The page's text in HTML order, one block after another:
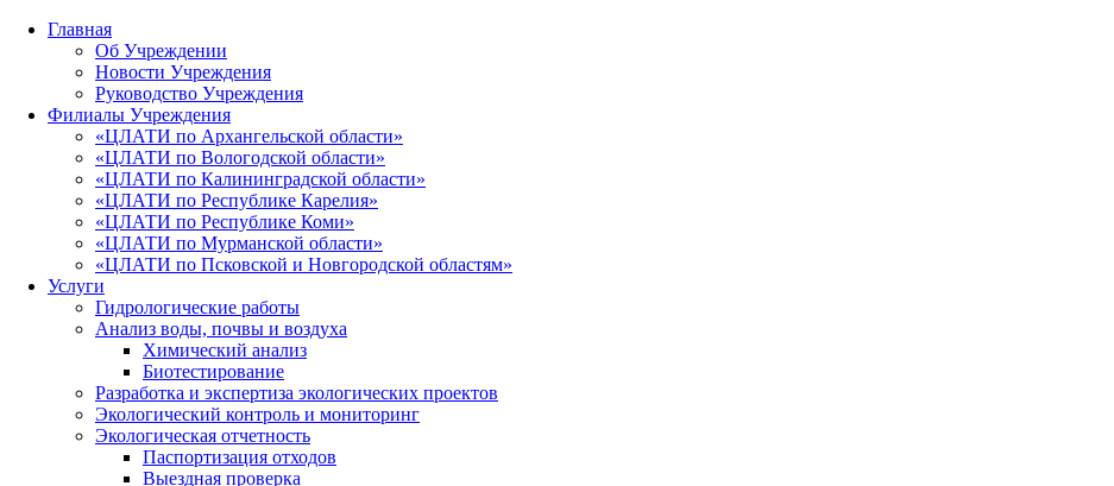
Главная
Об Учреждении
Новости Учреждения
Руководство Учреждения
Филиалы Учреждения
«ЦЛАТИ по Архангельской области»
«ЦЛАТИ по Вологодской области»
«ЦЛАТИ по Калининградской области»
«ЦЛАТИ по Республике Карелия»
«ЦЛАТИ по Республике Коми»
«ЦЛАТИ по Мурманской области»
«ЦЛАТИ по Псковской и Новгородской областям»
Услуги
Гидрологические работы
Анализ воды, почвы и воздуха
Химический анализ
Биотестирование
Разработка и экспертиза экологических проектов
Экологический контроль и мониторинг
Экологическая отчетность
Паспортизация отходов
Выездная проверка